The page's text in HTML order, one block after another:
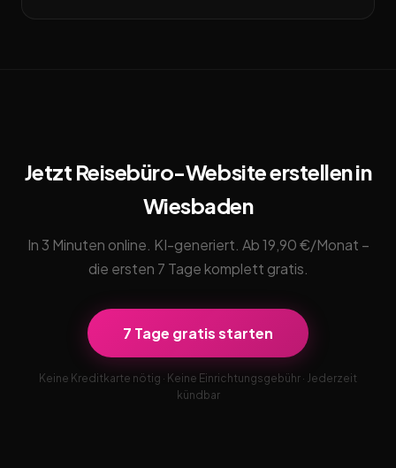
Jetzt Reisebüro-Website erstellen in
Wiesbaden
In 3 Minuten online. KI-generiert. Ab 19,90 €/Monat –
die ersten 7 Tage komplett gratis.
7 Tage gratis starten
Keine Kreditkarte nötig · Keine Einrichtungsgebühr · Jederzeit
kündbar